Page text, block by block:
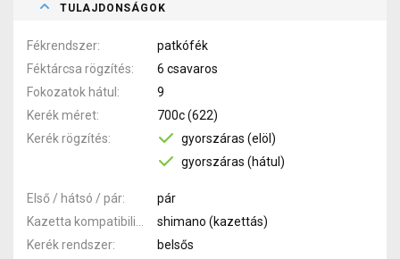
TULAJDONSÁGOK
Fékrendszer
patkófék
Féktárcsa rögzítés
6 csavaros
Fokozatok hátul
9
Kerék méret
700c (622)
Kerék rögzítés
gyorszáras (elöl)
gyorszáras (hátul)
Első / hátsó / pár
pár
shimano (kazettás)
Kerék rendszer
belsős